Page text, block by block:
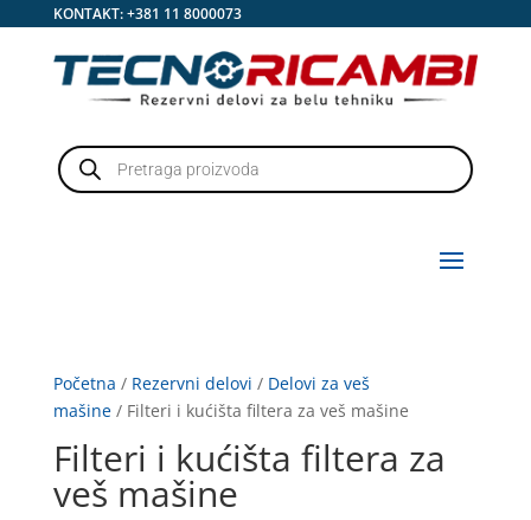
KONTAKT:+381 11 8000073
Products
search
Početna / Rezervni delovi / Delovi za veš
mašine/ Filteri i kućišta filtera za veš mašine
Filteri i kućišta filtera za
veš mašine